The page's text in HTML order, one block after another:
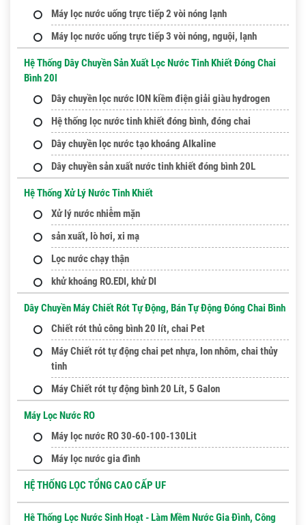
Máy lọc nước uống trực tiếp 2 vòi nóng lạnh
Máy lọc nước uống trực tiếp 3 vòi nóng, nguội, lạnh
Hệ Thống Dây Chuyền Sản Xuất Lọc Nước Tinh Khiết Đóng Chai
Bình 20l
Dây chuyền lọc nước ION kiềm điện giải giàu hydrogen
Hệ thống lọc nước tinh khiết đóng bình, đóng chai
Dây chuyền lọc nước tạo khoáng Alkaline
Dây chuyền sản xuất nước tinh khiết đóng bình 20L
Hệ Thống Xử Lý Nước Tinh Khiết
Xử lý nước nhiễm mặn
sản xuất, lò hơi, xi mạ
Lọc nước chạy thận
khử khoáng RO.EDI, khử DI
Dây Chuyền Máy Chiết Rót Tự Động, Bán Tự Động Đóng Chai Bình
Chiết rót thủ công bình 20 lít, chai Pet
Máy Chiết rót tự động chai pet nhựa, lon nhôm, chai thủy
tinh
Máy Chiết rót tự động bình 20 Lít, 5 Galon
Máy Lọc Nước RO
Máy lọc nước RO 30-60-100-130Lit
Máy lọc nước gia đình
HỆ THỐNG LỌC TỔNG CAO CẤP UF
Hê Thống Lọc Nước Sinh Hoạt - Làm Mềm Nước Gia Đình, Công